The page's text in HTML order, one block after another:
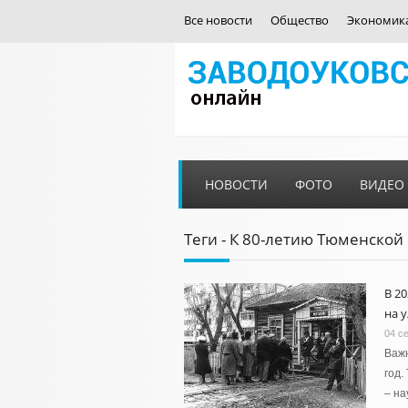
Все новости Общество
НОВОСТИ ФОТО ВИДЕО
Теги - К 80-летию Тюменской
В
на
04
–